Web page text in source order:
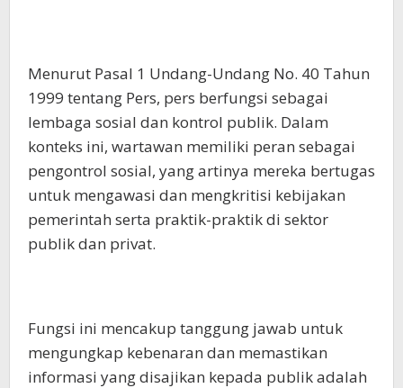
Menurut Pasal 1 Undang-Undang No. 40 Tahun
1999 tentang Pers, pers berfungsi sebagai
lembaga sosial dan kontrol publik. Dalam
konteks ini, wartawan memiliki peran sebagai
pengontrol sosial, yang artinya mereka bertugas
untuk mengawasi dan mengkritisi kebijakan
pemerintah serta praktik-praktik di sektor
publik dan privat.
Fungsi ini mencakup tanggung jawab untuk
mengungkap kebenaran dan memastikan
informasi yang disajikan kepada publik adalah